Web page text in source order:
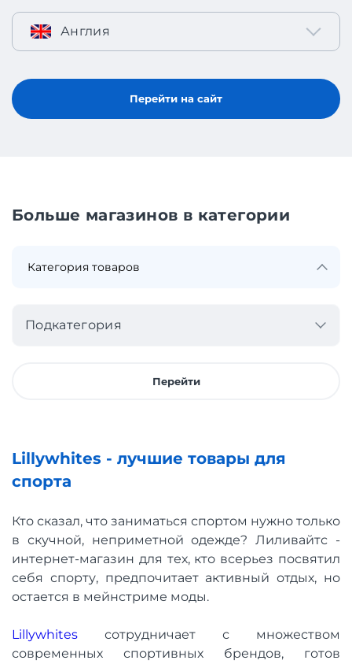
Англия
Перейти на сайт
Больше магазинов в категории
Подкатегория
Перейти
Lillywhites - лучшие товары для
спорта
Кто сказал, что заниматься спортом нужно только
в скучной, неприметной одежде? Лиливайтс -
интернет-магазин для тех, кто всерьез посвятил
себя спорту, предпочитает активный отдых, но
остается в мейнстриме моды.
Lillywhites сотрудничает с множеством
современных спортивных брендов, готов